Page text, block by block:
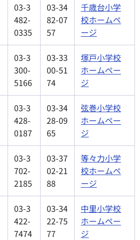
03-3
482-
0335
03-34
82-07
57
千歳台小学
校ホームペ
ージ
03-3
300-
5166
03-33
00-51
74
塚戸小学校
ホームペー
ジ
03-3
428-
0187
03-34
28-09
65
弦巻小学校
ホームペー
ジ
03-3
702-
2185
03-37
02-21
88
等々力小学
校ホームペ
ージ
03-3
422-
7474
03-34
22-75
77
中里小学校
ホームペー
ジ